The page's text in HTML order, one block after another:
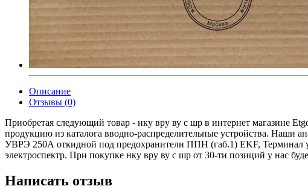
Описание
Отзывы (0)
Приобретая следующий товар - нку вру ву с шр в интернет магазине
продукцию из каталога вводно-распределительные устройства. Наши
УВРЭ 250А откидной под предохранители ППН (габ.1) EKF, Терминал
электроспектр. При покупке нку вру ву с шр от 30-ти позиций у нас
Написать отзыв